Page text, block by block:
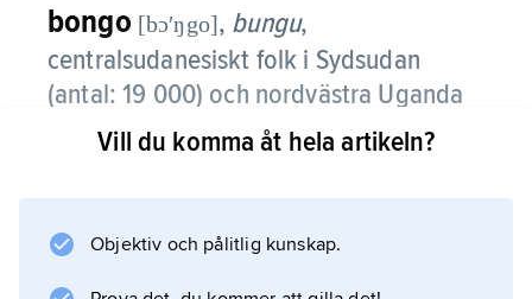
bongo [bɔʹŋgo], bungu,
centralsudanesiskt folk i Sydsudan
(antal: 19 000) och nordvästra Uganda
(200 000).
muslimer och 45 procent är kristna. De odlar
Vill du komma åt hela artikeln?
Objektiv och pålitlig kunskap.